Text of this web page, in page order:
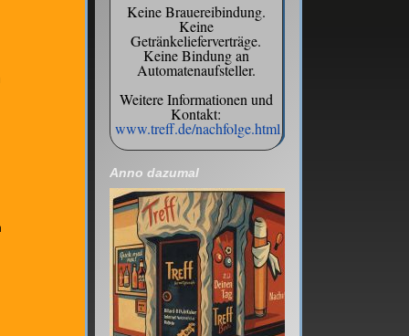
Keine Brauereibindung.
Keine
Getränkelieferverträge.
Keine Bindung an
Automatenaufsteller.
Weitere Informationen und
Kontakt:
www.treff.de/nachfolge.html
Anno dazumal